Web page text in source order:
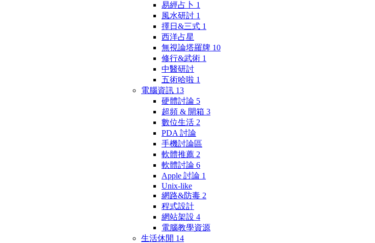
易經占卜 1
風水研討 1
擇日&三式 1
西洋占星
無視論塔羅牌 10
修行&武術 1
中醫研討
五術哈啦 1
電腦資訊 13
硬體討論 5
超頻 & 開箱 3
數位生活 2
PDA 討論
手機討論區
軟體推薦 2
軟體討論 6
Apple 討論 1
Unix-like
網路&防毒 2
程式設計
網站架設 4
電腦教學資源
生活休閒 14